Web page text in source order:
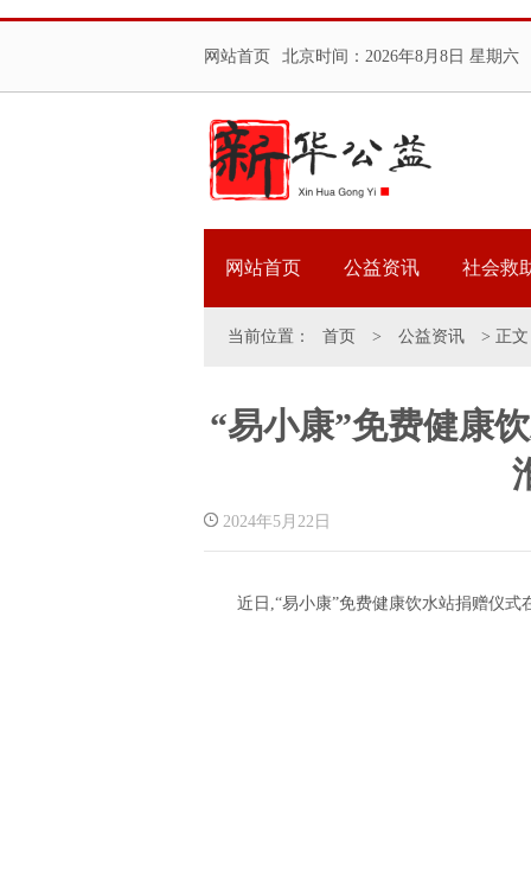
网站首页 北京时间： 2026年8月8日 星期六
网站首页 公益资讯 社会救
当前位置： 首页 > 公益资讯 > 正文
“易小康”免费健康
2024年5月22日
近日,“易小康”免费健康饮水站捐赠仪式